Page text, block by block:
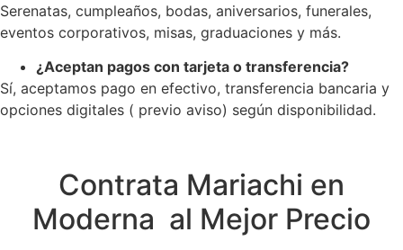
Serenatas, cumpleaños, bodas, aniversarios, funerales,
eventos corporativos, misas, graduaciones y más.
¿Aceptan pagos con tarjeta o transferencia?
Sí, aceptamos pago en efectivo, transferencia bancaria y
opciones digitales ( previo aviso) según disponibilidad.
Contrata Mariachi en
Moderna al Mejor Precio